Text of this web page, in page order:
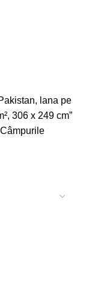
lana pe
306 x 249 cm”
Câmpurile